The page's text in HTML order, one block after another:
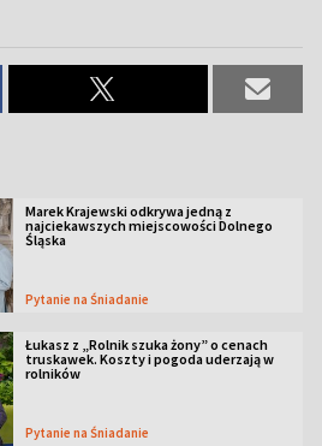
Marek Krajewski odkrywa jedną z
najciekawszych miejscowości Dolnego
Śląska
Pytanie na Śniadanie
Łukasz z „Rolnik szuka żony” o cenach
truskawek. Koszty i pogoda uderzają w
rolników
Pytanie na Śniadanie